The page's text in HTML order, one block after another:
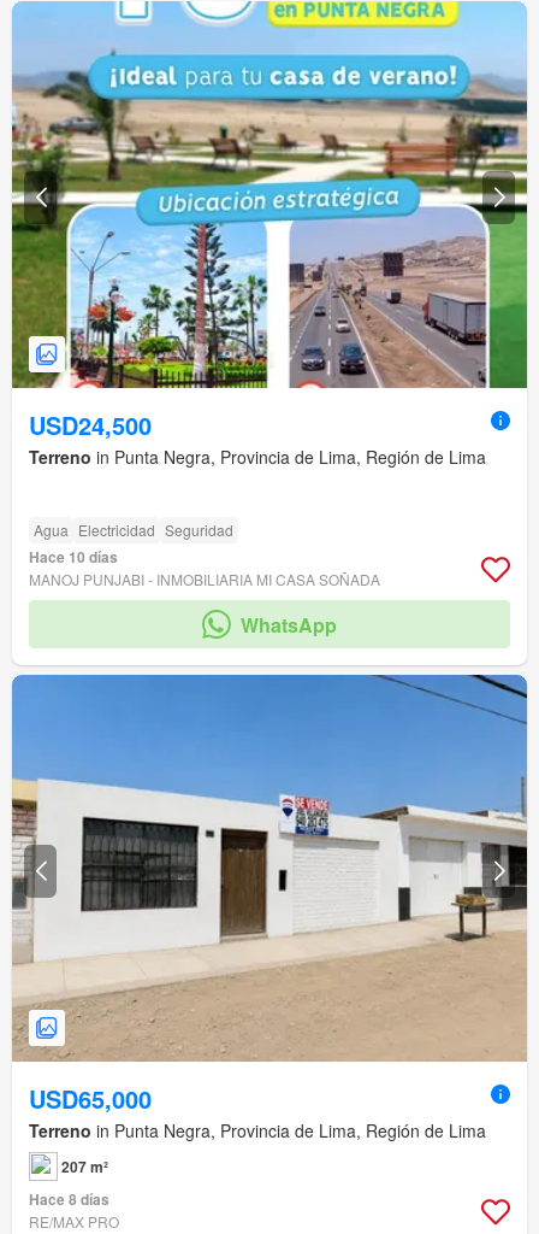
USD24,500
Terreno in Punta Negra, Provincia de Lima, Región de Lima
Agua Electricidad Seguridad
Hace 10 días
MANOJ PUNJABI - INMOBILIARIA MI CASA SOÑADA
WhatsApp
USD65,000
Terreno in Punta Negra, Provincia de Lima, Región de Lima
207 m²
Hace 8 días
RE/MAX PRO